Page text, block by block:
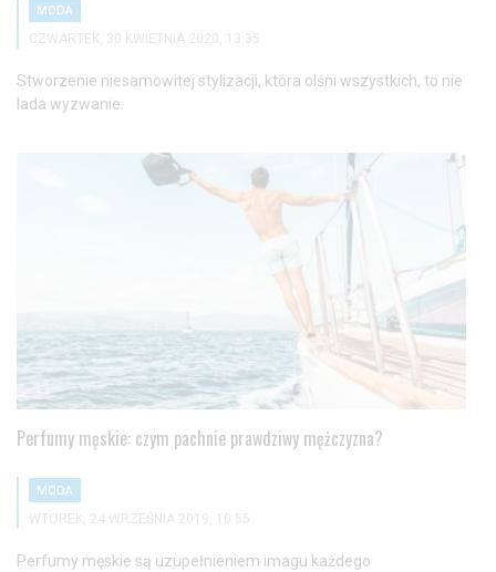
MODA
CZWARTEK, 30 KWIETNIA 2020, 13:35
Stworzenie niesamowitej stylizacji, która olśni wszystkich, to nie
lada wyzwanie.
Perfumy męskie: czym pachnie prawdziwy mężczyzna?
MODA
WTOREK, 24 WRZEŚNIA 2019, 10:55
Perfumy męskie są uzupełnieniem imagu każdego